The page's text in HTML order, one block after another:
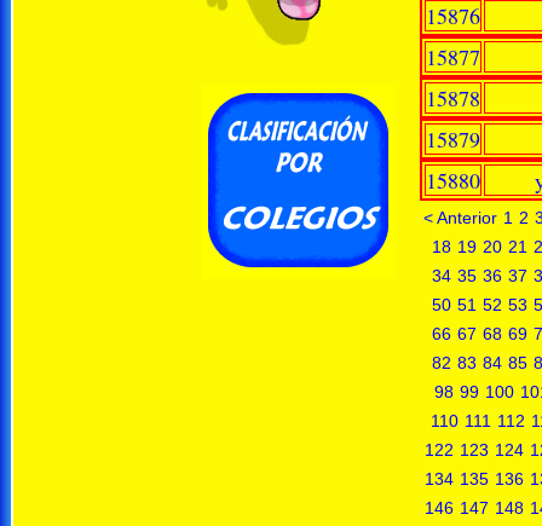
15876
15877
15878
15879
15880
< Anterior 1 2
18 19 20 21
34 35 36 37
50 51 52 53
66 67 68 69
82 83 84 85
98 99 100
110 111 112
122 123 124
134 135 136
146 147 148